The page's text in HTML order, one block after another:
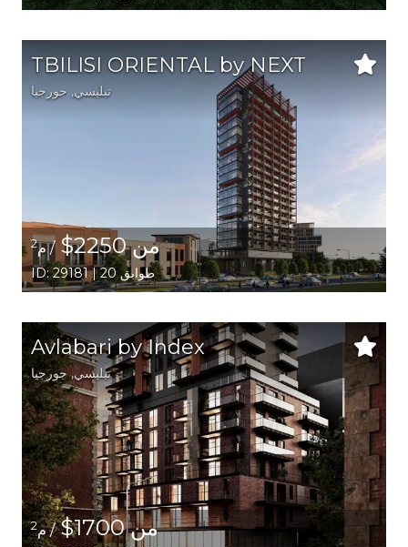
TBILISI ORIENTAL by NEXT
تبليسي, جورجيا
من 2250$ / م2
ID: 29181 | 20 طوابق
Avlabari by Index
تبليسي,جورجيا
من 1700$ / م2